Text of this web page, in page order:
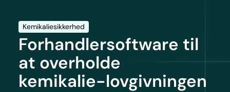
Kemikaliesikkerhed
Forhandlersoftware til
at overholde
kemikalie-lovgivningen